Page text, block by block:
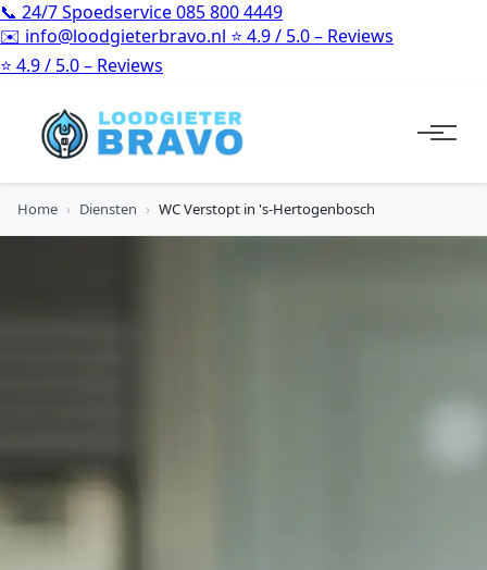
📞 24/7 Spoedservice085 800 4449
✉️ info@loodgieterbravo.nl ⭐ 4.9 / 5.0 – Reviews
⭐ 4.9 / 5.0 – Reviews
Home › Diensten › WC Verstopt in 's-Hertogenbosch